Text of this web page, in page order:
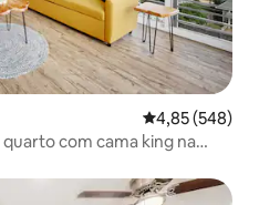
4,85 de uma
4,85 (548)
com cama king na